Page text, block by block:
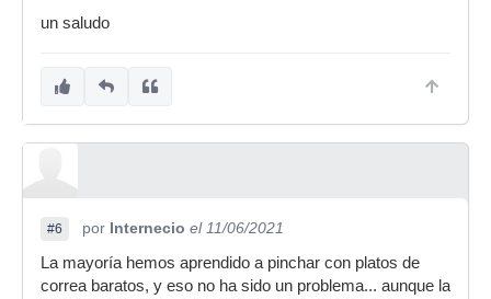
un saludo
#6 por Internecio el 11/06/2021
La mayoría hemos aprendido a pinchar con platos de
correa baratos, y eso no ha sido un problema... aunque la